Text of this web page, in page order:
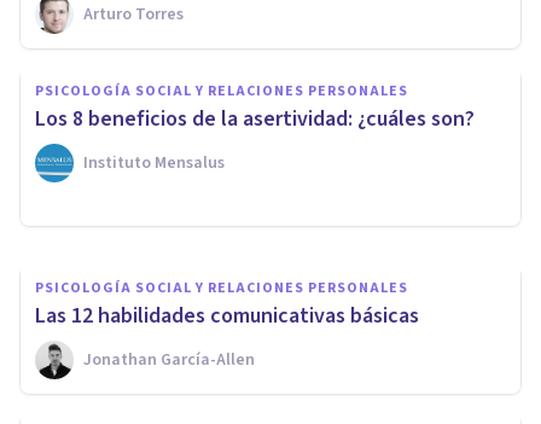
Arturo Torres
PSICOLOGÍA SOCIAL Y RELACIONES PERSONALES
Los 8 beneficios de la asertividad: ¿cuáles son?
Instituto Mensalus
COACHING Y LIDERAZGO
Claves para mejorar tus
relaciones personales
trabajando en ti
PSICOLOGÍA SOCIAL Y RELACIONES PERSONALES
​Las 12 habilidades comunicativas básicas
Jonathan García-Allen